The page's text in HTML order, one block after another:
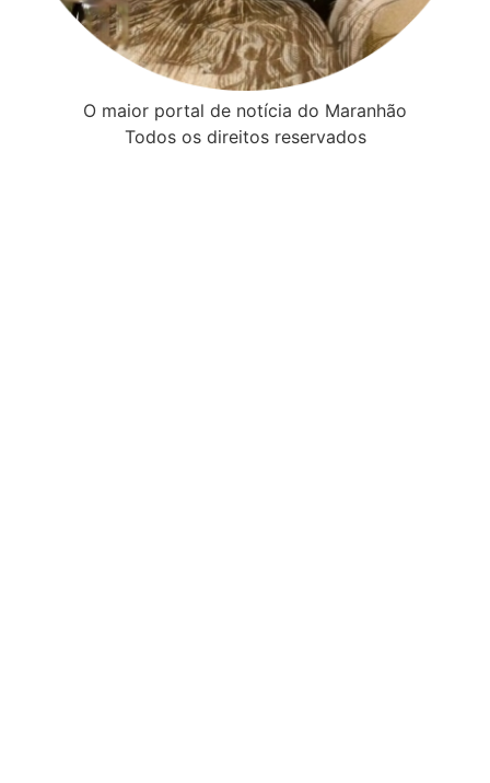
O maior portal de notícia do Maranhão
Todos os direitos reservados